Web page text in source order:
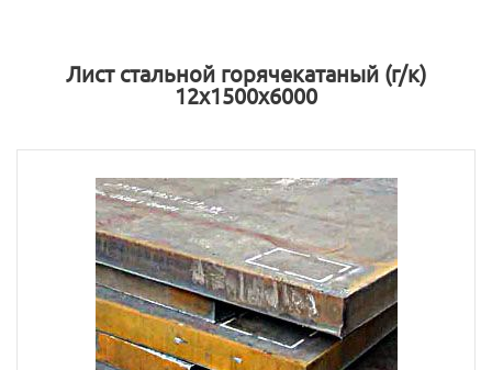
Лист стальной горячекатаный (г/к)
12х1500х6000